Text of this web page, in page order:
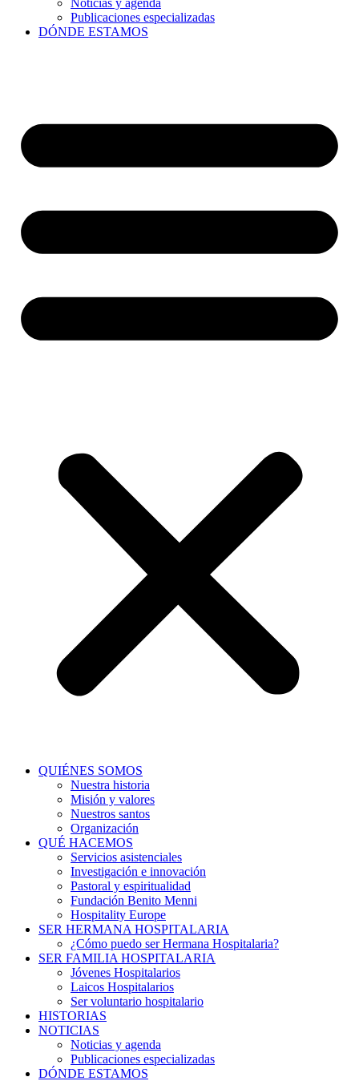
Noticias y agenda
Publicaciones especializadas
DÓNDE ESTAMOS
QUIÉNES SOMOS
Nuestra historia
Misión y valores
Nuestros santos
Organización
QUÉ HACEMOS
Servicios asistenciales
Investigación e innovación
Pastoral y espiritualidad
Fundación Benito Menni
Hospitality Europe
SER HERMANA HOSPITALARIA
¿Cómo puedo ser Hermana Hospitalaria?
SER FAMILIA HOSPITALARIA
Jóvenes Hospitalarios
Laicos Hospitalarios
Ser voluntario hospitalario
HISTORIAS
NOTICIAS
Noticias y agenda
Publicaciones especializadas
DÓNDE ESTAMOS